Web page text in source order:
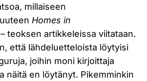
millaiseen
Homes in
– teoksen artikkeleissa viitataan.
että lähdeluetteloista löytyisi
joihin moni kirjoittaja
näitä en löytänyt. Pikemminkin